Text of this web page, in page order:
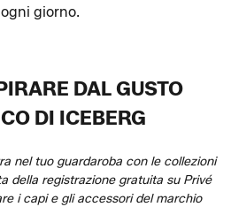
giorno.
DAL GUSTO
DI ICEBERG
nel tuo guardaroba con le collezioni
della registrazione gratuita su Privé
i capi e gli accessori del marchio